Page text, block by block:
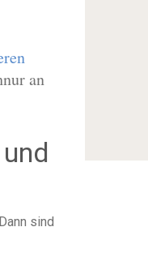
an
sind